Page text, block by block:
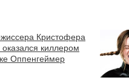
Кристофера
киллером
Оппенгеймер